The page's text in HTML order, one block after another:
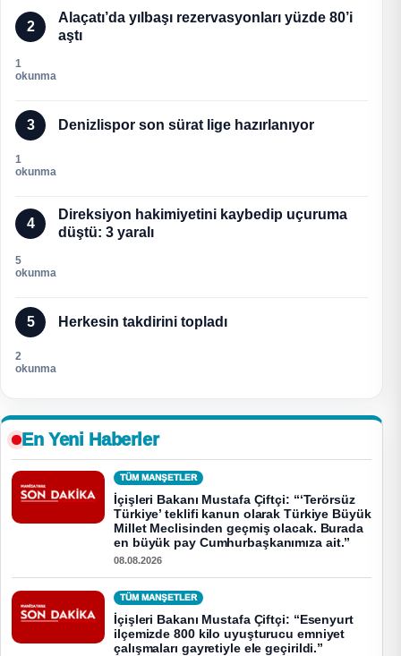
2
Alaçatı’da yılbaşı rezervasyonları yüzde 80’i
aştı
1
okunma
3 Denizlispor son sürat lige hazırlanıyor
1
okunma
4
Direksiyon hakimiyetini kaybedip uçuruma
düştü: 3 yaralı
5
okunma
5 Herkesin takdirini topladı
2
okunma
En Yeni Haberler
TÜM MANŞETLER
İçişleri Bakanı Mustafa Çiftçi: “‘Terörsüz
Türkiye’ teklifi kanun olarak Türkiye Büyük
Millet Meclisinden geçmiş olacak. Burada
en büyük pay Cumhurbaşkanımıza ait.”
08.08.2026
TÜM MANŞETLER
İçişleri Bakanı Mustafa Çiftçi: “Esenyurt
ilçemizde 800 kilo uyuşturucu emniyet
çalışmaları gayretiyle ele geçirildi.”